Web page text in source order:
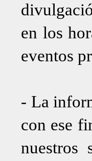
en los
eventos
- La
con ese
nuestros